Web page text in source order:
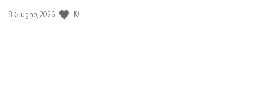
Data
8 Giugno, 2026 10